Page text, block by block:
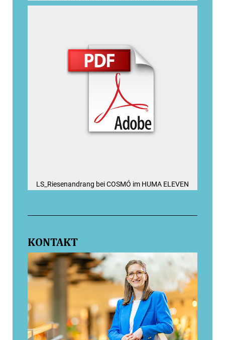
LS_Riesenandrang bei COSMÓ im HUMA ELEVEN
KONTAKT